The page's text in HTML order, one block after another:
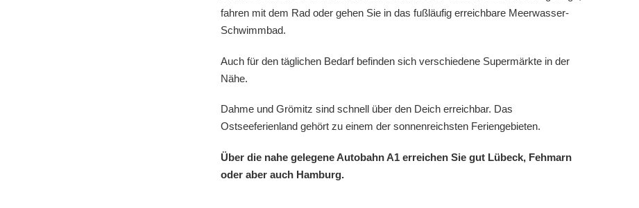
fahren mit dem Rad oder gehen Sie in das fußläufig erreichbare Meerwasser-
Schwimmbad.
Auch für den täglichen Bedarf befinden sich verschiedene Supermärkte in der
Nähe.
Dahme und Grömitz sind schnell über den Deich erreichbar. Das
Ostseeferienland gehört zu einem der sonnenreichsten Feriengebieten.
Über die nahe gelegene Autobahn A1 erreichen Sie gut Lübeck, Fehmarn
oder aber auch Hamburg.